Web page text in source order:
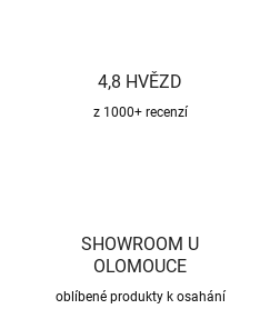
4,8 HVĚZD
z 1000+ recenzí
SHOWROOM U
OLOMOUCE
oblíbené produkty k osahání